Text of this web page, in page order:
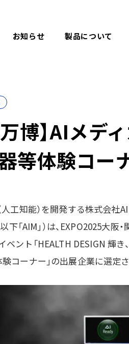
お知らせ 製品について
博】AIメデ
等体験コー
工知能）を開発する株式会社
下「AIM」）は、EXPO2025大
ベント「HEALTH DESIGN 輝
コーナー」の出展企業に選定